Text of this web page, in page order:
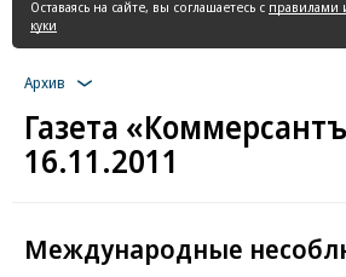
Оставаясь на сайте, вы соглашаетесь с правилами
куки
Архив
Газета
16.11.2011
Международные